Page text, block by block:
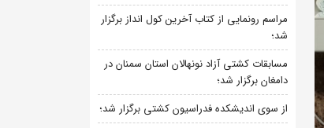
مراسم رونمایی از کتاب آخرین کول انداز برگزار
شد؛
مسابقات کشتی آزاد نونهالان استان سمنان در
دامغان برگزار شد؛
از سوی اندیشکده فدراسیون کشتی برگزار شد؛